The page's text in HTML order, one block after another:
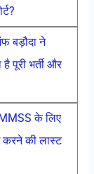
बड़ौदा ने
है पूरी भर्ती और
के लिए
करने की लास्ट